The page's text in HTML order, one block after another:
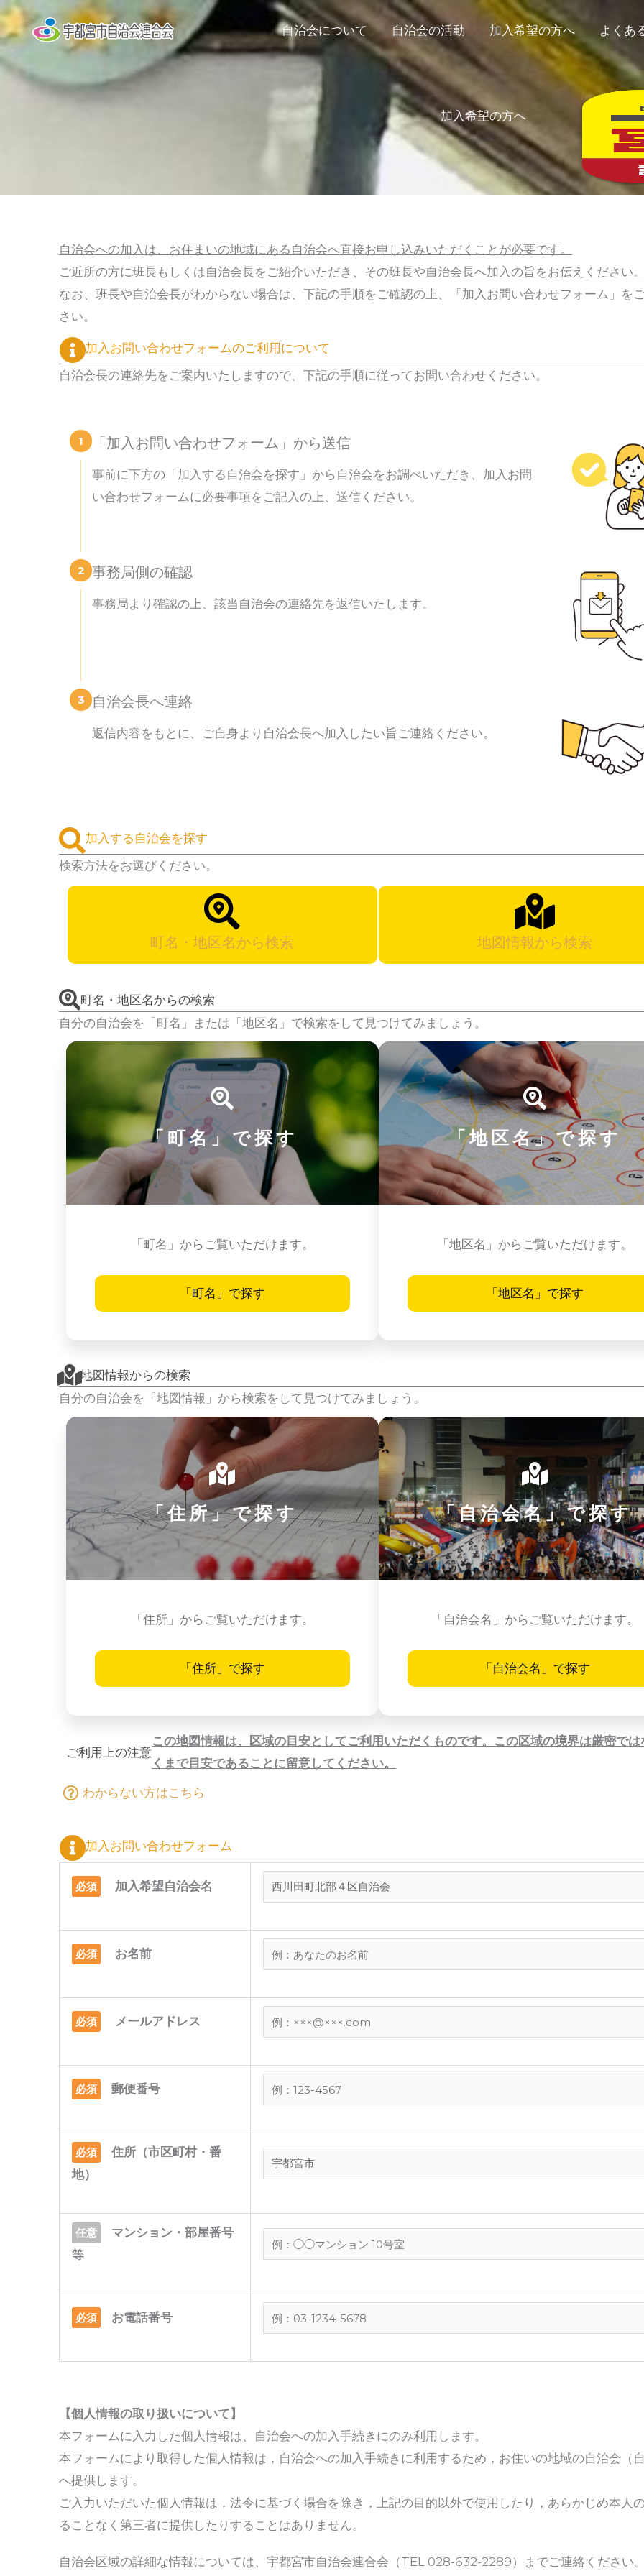
内
容
を
自治会について 自治会の活動 加入希望の方へ よくあ
加入希望の方へ
自治会への加入は、お住まいの地域にある自治会へ直接お申し込みいただくことが必要です。
ご近所の方に班長もしくは自治会長をご紹介いただき、その班長や自治会長へ加入の旨をお伝えください
なお、班長や自治会長がわからない場合は、下記の手順をご確認の上、「加入お問い合わせフォーム」を
さい。
加入お問い合わせフォームのご利用について
自治会長の連絡先をご案内いたしますので、下記の手順に従ってお問い合わせください。
1 「加入お問い合わせフォーム」から送信
事前に下方の「加入する自治会を探す」から自治会をお調べいただき、加入お問
い合わせフォームに必要事項をご記入の上、送信ください。
2 事務局側の確認
事務局より確認の上、該当自治会の連絡先を返信いたします。
3 自治会長へ連絡
返信内容をもとに、ご自身より自治会長へ加入したい旨ご連絡ください。
加入する自治会を探す
検索方法をお選びください。
町名・地区名から検索 地図情報から検索
町名・地区名からの検索
自分の自治会を「町名」または「地区名」で検索をして見つけてみましょう。
「町名」で探す
「町名」からご覧いただけます。
「町名」で探す
「地区名」で探す
「地区名」からご覧いただけます。
「地区名」で探す
地図情報からの検索
自分の自治会を「地図情報」から検索をして見つけてみましょう。
「住所」で探す
「住所」からご覧いただけます。
「住所」で探す
「自治会名」で探す
「自治会名」からご覧いただけます。
「自治会名」で探す
ご利用上の注意
この地図情報は、区域の目安としてご利用いただくものです。この区域の境界は厳密では
くまで目安であることに留意してください。
わからない方はこちら
加入お問い合わせフォーム
必須 加入希望自治会名
必須 お名前
必須 メールアドレス
必須 郵便番号
必須
住所（市区町村・番
地）
任意
マンション・部屋番号
等
必須 お電話番号
【個人情報の取り扱いについて】
本フォームに入力した個人情報は、自治会への加入手続きにのみ利用します。
本フォームにより取得した個人情報は，自治会への加入手続きに利用するため，お住いの地域の自治会（
へ提供します。
ご入力いただいた個人情報は，法令に基づく場合を除き，上記の目的以外で使用したり，あらかじめ本人
ることなく第三者に提供したりすることはありません。
自治会区域の詳細な情報については、宇都宮市自治会連合会（TEL 028-632-2289）までご連絡ください